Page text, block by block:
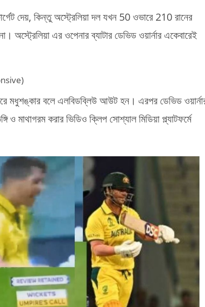
দেয়, কিন্তু অস্ট্রেলিয়া দল যখন 50 ওভারে 210 রানের
অস্ট্রেলিয়া এর ওপেনার ব্যাটার ডেভিড ওয়ার্নার একেবারেই
মধুশঙ্কার বলে এলবিডব্লিউ আউট হন। এরপর ডেভিড
ও মাথাগরম করার ভিডিও ক্লিপ সোশ্যাল মিডিয়া প্ল্যাটফর্মে